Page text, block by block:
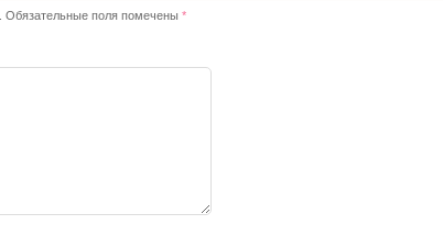
Обязательные поля помечены *